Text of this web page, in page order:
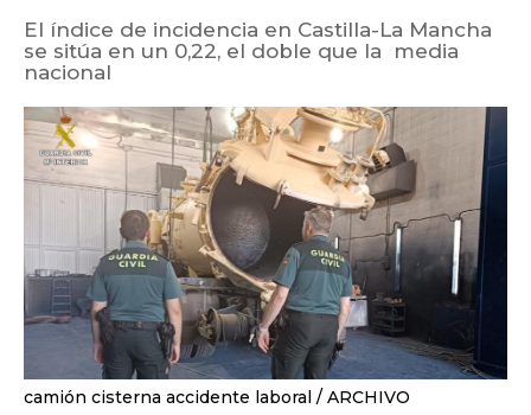
El índice de incidencia en Castilla-La Mancha
se sitúa en un 0,22, el doble que la media
nacional
camión cisterna accidente laboral ARCHIVO